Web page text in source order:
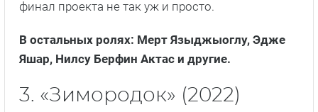
финал проекта не так уж и просто.
В остальных ролях: Мерт Языджыоглу, Эдже
Яшар, Нилсу Берфин Актас и другие.
3. «Зимородок» (2022)